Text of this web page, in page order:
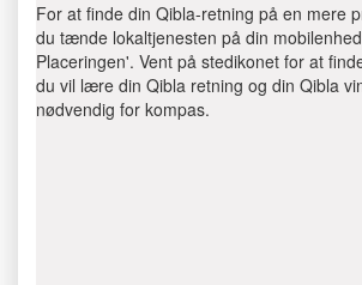
For at finde din Qibla-retning på en mere
du tænde lokaltjenesten på din
Placeringen'. Vent på stedikonet for at
du vil lære din Qibla retning og din Qibla
nødvendig for kompas.